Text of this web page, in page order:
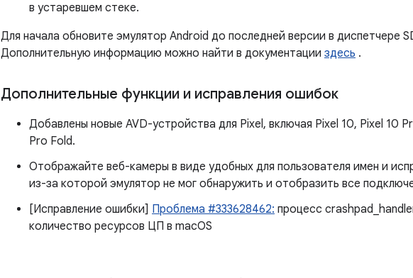
в устаревшем стеке.
Для начала обновите эмулятор Android до последней версии в диспетчере
Дополнительную информацию можно найти в документации здесь .
Дополнительные функции и исправления ошибок
Добавлены новые AVD-устройства для Pixel, включая Pixel 10, Pixel 10
Pro Fold.
Отображайте веб-камеры в виде удобных для пользователя имен и
из-за которой эмулятор не мог обнаружить и отобразить все
[Исправление ошибки] Проблема #333628462: процесс
количество ресурсов ЦП в macOS